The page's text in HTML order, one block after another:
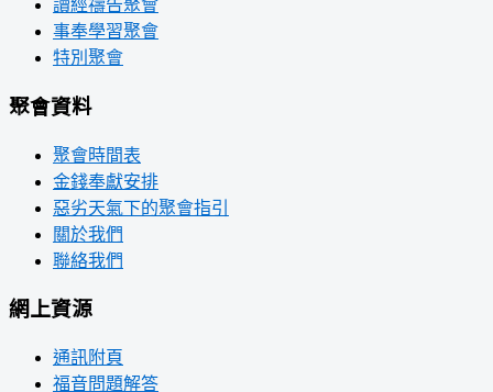
讀經禱告聚會
事奉學習聚會
特別聚會
聚會資料
聚會時間表
金錢奉獻安排
惡劣天氣下的聚會指引
關於我們
聯絡我們
網上資源
通訊附頁
福音問題解答